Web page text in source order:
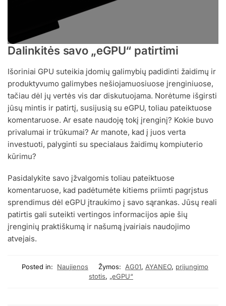
Dalinkitės savo „eGPU“ patirtimi
Išoriniai GPU suteikia įdomių galimybių padidinti žaidimų ir
produktyvumo galimybes nešiojamuosiuose įrenginiuose,
tačiau dėl jų vertės vis dar diskutuojama. Norėtume išgirsti
jūsų mintis ir patirtį, susijusią su eGPU, toliau pateiktuose
komentaruose. Ar esate naudoję tokį įrenginį? Kokie buvo
privalumai ir trūkumai? Ar manote, kad į juos verta
investuoti, palyginti su specialaus žaidimų kompiuterio
kūrimu?
Pasidalykite savo įžvalgomis toliau pateiktuose
komentaruose, kad padėtumėte kitiems priimti pagrįstus
sprendimus dėl eGPU įtraukimo į savo sąrankas. Jūsų reali
patirtis gali suteikti vertingos informacijos apie šių
įrenginių praktiškumą ir našumą įvairiais naudojimo
atvejais.
Posted in: Naujienos Žymos: AG01, AYANEO, prijungimo
stotis, „eGPU“